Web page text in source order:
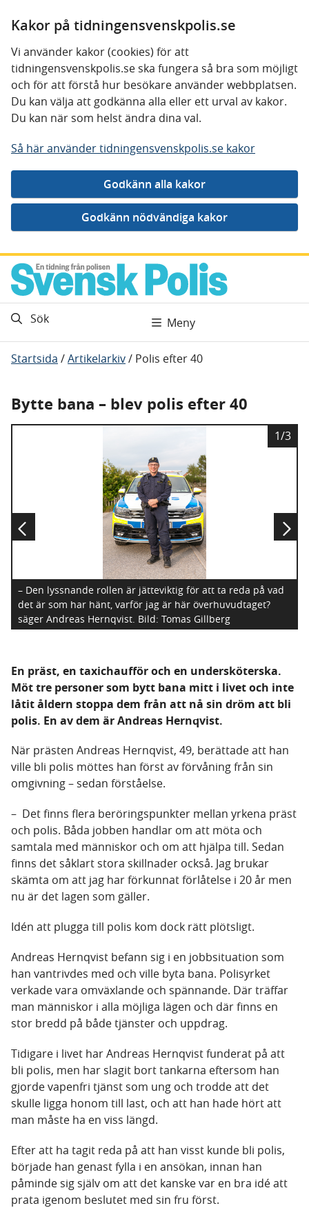
Kakor på tidningensvenskpolis.se
Vi använder kakor (cookies) för att
tidningensvenskpolis.se ska fungera så bra som möjligt
och för att förstå hur besökare använder webbplatsen.
Du kan välja att godkänna alla eller ett urval av kakor.
Du kan när som helst ändra dina val.
Så här använder tidningensvenskpolis.se kakor
Gå direkt till innehåll
Sök Meny
Startsida /Artikelarkiv/ Polis efter 40
Bytte bana – blev polis efter 40
B
i
1/3
– Den lyssnande rollen är jätteviktig för att ta reda på vad
det är som har hänt, varför jag är här överhuvudtaget?
säger Andreas Hernqvist. Bild: Tomas Gillberg
En präst, en taxichaufför och en undersköterska.
Möt tre personer som bytt bana mitt i livet och inte
låtit åldern stoppa dem från att nå sin dröm att bli
polis. En av dem är Andreas Hernqvist.
När prästen Andreas Hernqvist, 49, berättade att han
ville bli polis möttes han först av förvåning från sin
omgivning – sedan förståelse.
– Det finns flera beröringspunkter mellan yrkena präst
och polis. Båda jobben handlar om att möta och
samtala med människor och om att hjälpa till. Sedan
finns det såklart stora skillnader också. Jag brukar
skämta om att jag har förkunnat förlåtelse i 20 år men
nu är det lagen som gäller.
Idén att plugga till polis kom dock rätt plötsligt.
Andreas Hernqvist befann sig i en jobbsituation som
han vantrivdes med och ville byta bana. Polisyrket
verkade vara omväxlande och spännande. Där träffar
man människor i alla möjliga lägen och där finns en
stor bredd på både tjänster och uppdrag.
Tidigare i livet har Andreas Hernqvist funderat på att
bli polis, men har slagit bort tankarna eftersom han
gjorde vapenfri tjänst som ung och trodde att det
skulle ligga honom till last, och att han hade hört att
man måste ha en viss längd.
Efter att ha tagit reda på att han visst kunde bli polis,
började han genast fylla i en ansökan, innan han
påminde sig själv om att det kanske var en bra idé att
prata igenom beslutet med sin fru först.